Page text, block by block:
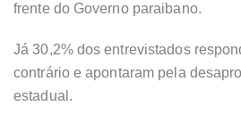
frente do Governo paraibano.
Já 30,2% dos entrevistados
contrário e apontaram pela
estadual.